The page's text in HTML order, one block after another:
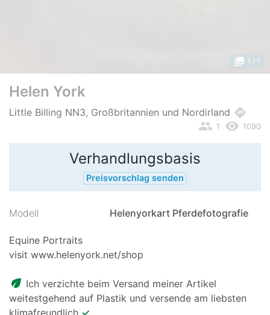
photo_library 1 / 1
Helen York
Little Billing NN3, Großbritannien und Nordirland directions
remove_red_eye 1090
people 1
Verhandlungsbasis
Preisvorschlag senden
Modell Helenyorkart Pferdefotografie
Equine Portraits
visit www.helenyork.net/shop
eco Ich verzichte beim Versand meiner Artikel
weitestgehend auf Plastik und versende am liebsten
klimafreundlich ✓